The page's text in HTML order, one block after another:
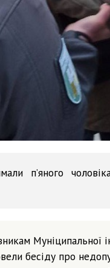
п’яного
Муніципальної
бесіду про